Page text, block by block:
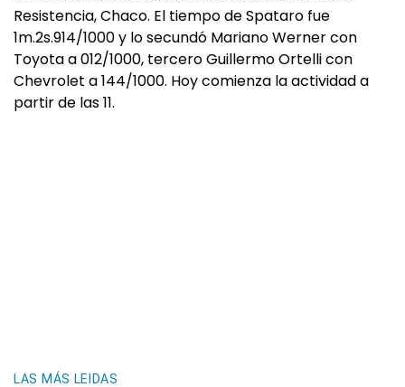
Resistencia, Chaco. El tiempo de Spataro fue
1m.2s.914/1000 y lo secundó Mariano Werner con
Toyota a 012/1000, tercero Guillermo Ortelli con
Chevrolet a 144/1000. Hoy comienza la actividad a
partir de las 11.
LAS MÁS LEIDAS